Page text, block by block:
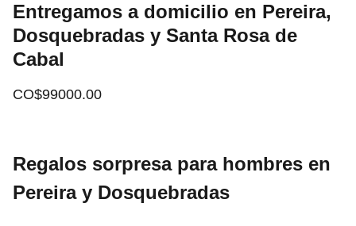
Entregamos a domicilio en Pereira,
Dosquebradas y Santa Rosa de
Cabal
CO$99000.00
Regalos sorpresa para hombres en
Pereira y Dosquebradas